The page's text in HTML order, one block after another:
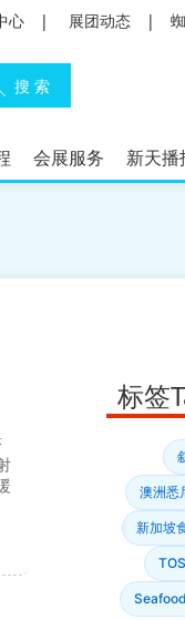
心 | 展团动态 |
会展服务 新天播
标签
澳洲悉
新加坡